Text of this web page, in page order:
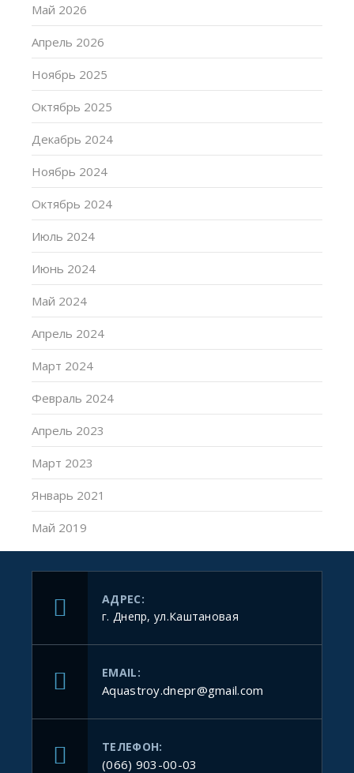
Май 2026
Апрель 2026
Ноябрь 2025
Октябрь 2025
Декабрь 2024
Ноябрь 2024
Октябрь 2024
Июль 2024
Июнь 2024
Май 2024
Апрель 2024
Март 2024
Февраль 2024
Апрель 2023
Март 2023
Январь 2021
Май 2019
АДРЕС:
г. Днепр, ул.Каштановая
EMAIL:
Aquastroy.dnepr@gmail.com
ТЕЛЕФОН:
(066) 903-00-03